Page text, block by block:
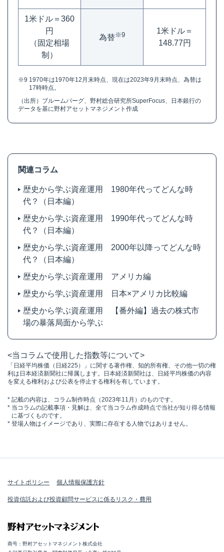
1米ドル＝360
円
（固定相場
制）
為替※9
1米ドル＝
148.77円
※9 1970年は1970年12月末時点、現在は2023年9月末時点、為替は
17時時点。
（出所）ブルームバーグ、野村総合研究所SuperFocus、日本銀行の
データを基に野村アセットマネジメント作成
関連コラム
歴史から学ぶ資産運用 1980年代ってどんな時
代？（日本編）
歴史から学ぶ資産運用 1990年代ってどんな時
代？（日本編）
歴史から学ぶ資産運用 2000年以降ってどんな時
代？（日本編）
歴史から学ぶ資産運用 アメリカ編
歴史から学ぶ資産運用 日本×アメリカ比較編
歴史から学ぶ資産運用 【番外編】過去の株式市
場の暴落局面から学ぶ
<当コラムで使用した指数等について>
「日経平均株価（日経225）」に関する著作権、知的所有権、その他一切の権
利は日本経済新聞社に帰属します。日本経済新聞社は、日経平均株価の内容
を変える権利および公表を停止する権利を有しています。
* 記載の内容は、コラム制作時点（2023年11月）のものです。
* 当コラムの記載事項・見解は、全て当コラム作成時点で当社が知り得る情報
に基づくものです。
* 登場人物はイメージであり、実際に存在する人物ではありません。
サイトポリシー 個人情報保護方針
投資信託および投資顧問サービスに係るリスク・費用
商号：野村アセットマネジメント株式会社